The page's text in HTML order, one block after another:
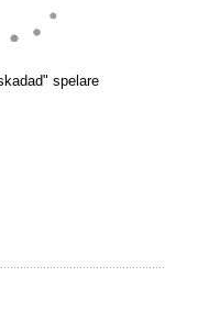
spelare